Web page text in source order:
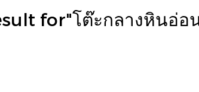
for"โต๊ะกลางหินอ่อ